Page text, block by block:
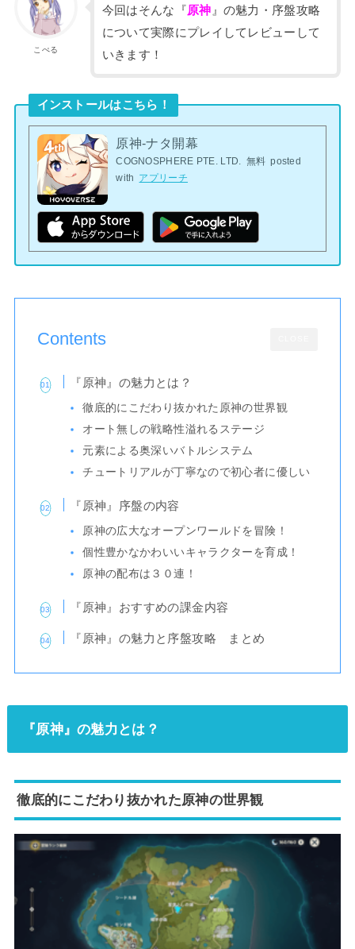
こぺる
今回はそんな『原神 』の魅力・序盤攻略
について実際にプレイしてレビューして
いきます！
インストールはこちら！
原神-ナタ開幕
COGNOSPHERE PTE. LTD. 無料 posted
with アプリーチ
Contents
『原神』の魅力とは？
徹底的にこだわり抜かれた原神の世界観
オート無しの戦略性溢れるステージ
元素による奥深いバトルシステム
チュートリアルが丁寧なので初心者に優しい
『原神』序盤の内容
原神の広大なオープンワールドを冒険！
個性豊かなかわいいキャラクターを育成！
原神の配布は３０連！
『原神』おすすめの課金内容
『原神』の魅力と序盤攻略 まとめ
『原神』の魅力とは？
徹底的にこだわり抜かれた原神の世界観